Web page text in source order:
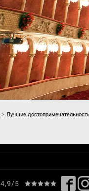
> Лучшие
4,9/5